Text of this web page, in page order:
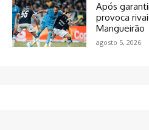
Após
provoca
Mangueirão
agosto 5, 2026